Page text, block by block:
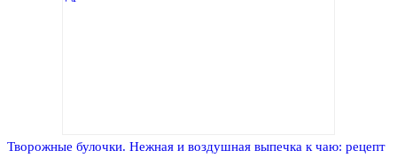
Творожные булочки. Нежная и воздушная выпечка к чаю: рецепт